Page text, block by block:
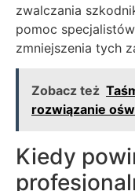
zwalczania
pomoc
zmniejszenia tych
Zobacz też
rozwiązanie
Kiedy